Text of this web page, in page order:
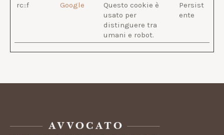
rc::f Google
Questo cookie è
usato per
distinguere tra
umani e robot.
Persist
ente